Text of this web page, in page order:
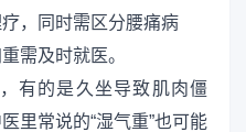
，同时需区分腰痛病
需及时就医。
有的是久坐导致肌肉僵
里常说的“湿气重”也可能